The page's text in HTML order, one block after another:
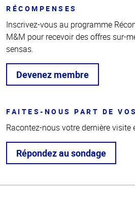
RÉCOMPENSES
Inscrivez-vous au programme
M&M pour recevoir des offres sur-
sensas.
Devenez membre
FAITES-NOUS PART DE
Racontez-nous votre dernière visite
Répondez au sondage